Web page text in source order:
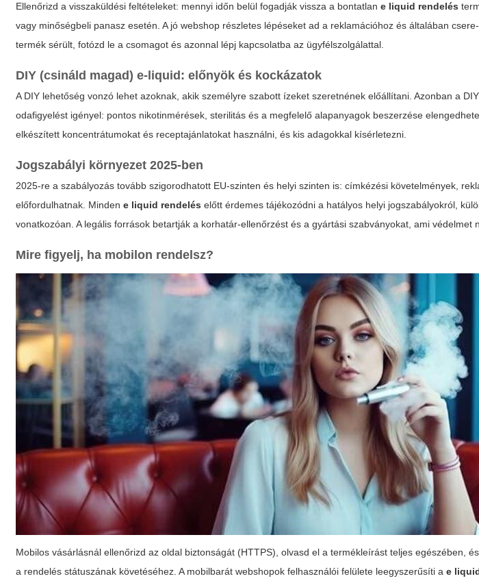
Ellenőrizd a visszaküldési feltételeket: mennyi időn belül fogadják vissza a bontatlane liquid rendelés
vagy minőségbeli panasz esetén. A jó webshop részletes lépéseket ad a reklamációhoz és általában
termék sérült, fotózd le a csomagot és azonnal lépj kapcsolatba az ügyfélszolgálattal.
DIY (csináld magad) e-liquid: előnyök és kockázatok
A DIY lehetőség vonzó lehet azoknak, akik személyre szabott ízeket szeretnének előállítani. Azonban a
odafigyelést igényel: pontos nikotinmérések, sterilitás és a megfelelő alapanyagok beszerzése
elkészített koncentrátumokat és receptajánlatokat használni, és kis adagokkal kísérletezni.
Jogszabályi környezet 2025-ben
2025-re a szabályozás tovább szigorodhatott EU-szinten és helyi szinten is: címkézési követelmények,
előfordulhatnak. Mindene liquid rendelés előtt érdemes tájékozódni a hatályos helyi jogszabályokról,
vonatkozóan. A legális források betartják a korhatár-ellenőrzést és a gyártási szabványokat, ami védelmet
Mire figyelj, ha mobilon rendelsz?
Mobilos vásárlásnál ellenőrizd az oldal biztonságát (HTTPS), olvasd el a termékleírást teljes egészében,
a rendelés státuszának követéséhez. A mobilbarát webshopok felhasználói felülete leegyszerűsíti ae